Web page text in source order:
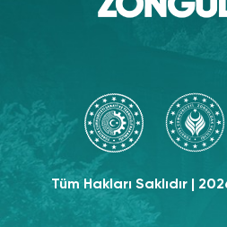
Tüm Hakları Saklıdır |